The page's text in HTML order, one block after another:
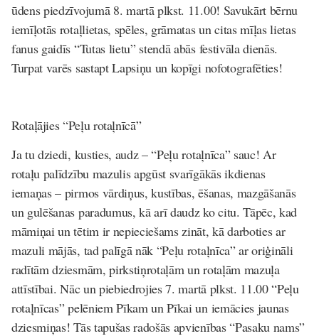
ūdens piedzīvojumā 8. martā plkst. 11.00! Savukārt bērnu
iemīļotās rotaļlietas, spēles, grāmatas un citas mīļas lietas
fanus gaidīs “Tutas lietu” stendā abās festivāla dienās.
Turpat varēs sastapt Lapsiņu un kopīgi nofotografēties!
Rotaļājies “Peļu rotaļnīcā”
Ja tu dziedi, kusties, audz – “Peļu rotaļnīca” sauc! Ar
rotaļu palīdzību mazulis apgūst svarīgākās ikdienas
iemaņas – pirmos vārdiņus, kustības, ēšanas, mazgāšanās
un gulēšanas paradumus, kā arī daudz ko citu. Tāpēc, kad
māmiņai un tētim ir nepieciešams zināt, kā darboties ar
mazuli mājās, tad palīgā nāk “Peļu rotaļnīca” ar oriģināli
radītām dziesmām, pirkstiņrotaļām un rotaļām mazuļa
attīstībai. Nāc un piebiedrojies 7. martā plkst. 11.00 “Peļu
rotaļnīcas” pelēniem Pīkam un Pīkai un iemācies jaunas
dziesmiņas! Tās tapušas radošās apvienības “Pasaku nams”